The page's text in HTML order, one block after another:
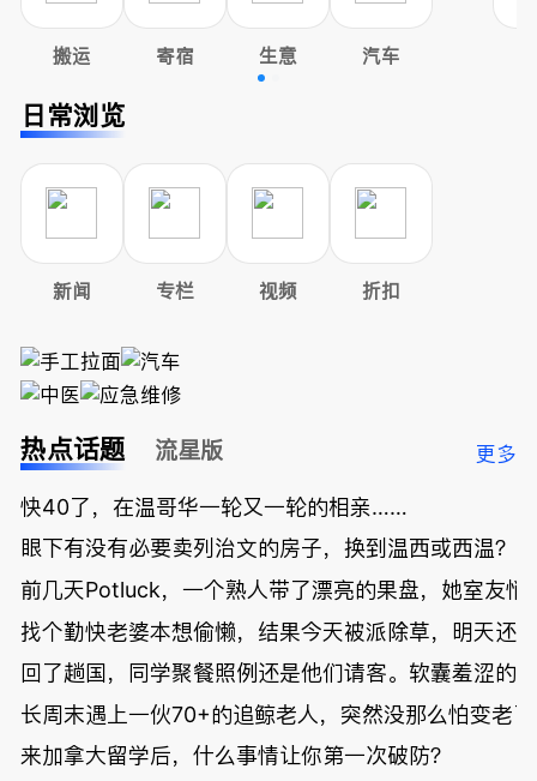
搬运 寄宿 生意 汽车
日常浏览
新闻 专栏 视频 折扣
热点话题 流星版 更多
快40了，在温哥华一轮又一轮的相亲……
眼下有没有必要卖列治文的房子，换到温西或西温？
前几天Potluck，一个熟人带了漂亮的果盘，她室友悄
找个勤快老婆本想偷懒，结果今天被派除草，明天还
回了趟国，同学聚餐照例还是他们请客。软囊羞涩的
长周末遇上一伙70+的追鲸老人，突然没那么怕变老了
来加拿大留学后，什么事情让你第一次破防？